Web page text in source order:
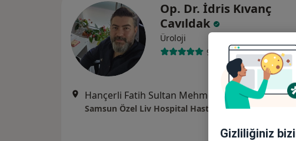
Op. Dr. İdris Kıvanç
Cavıldak
Üroloji
93 görüş
Hançerli Fatih Sultan Mehmet cad. No:155, Samsun •
Samsun Özel Liv Hospital Hastanesi
Gizliliğiniz